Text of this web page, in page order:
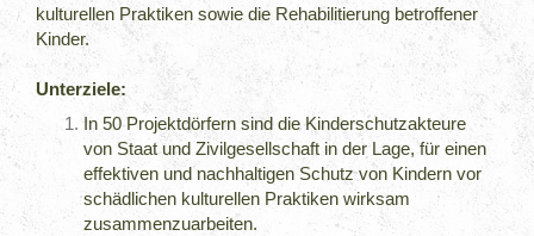
kulturellen Praktiken sowie die Rehabilitierung betroffener
Kinder.
Unterziele:
In 50 Projektdörfern sind die Kinderschutzakteure
von Staat und Zivilgesellschaft in der Lage, für einen
effektiven und nachhaltigen Schutz von Kindern vor
schädlichen kulturellen Praktiken wirksam
zusammenzuarbeiten.